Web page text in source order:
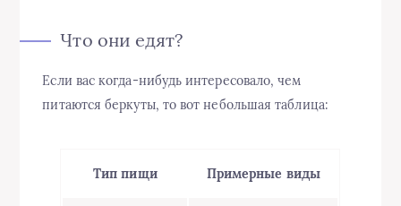
Что они едят?
Если вас когда-нибудь интересовало, чем
питаются беркуты, то вот небольшая таблица:
Тип пищи Примерные виды